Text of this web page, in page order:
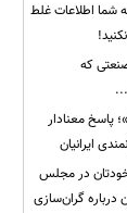
شما اطلاعات غلط
صنعتی که
پاسخ معنادار
ایرانیان
در مجلس
درباره گران‌سازی